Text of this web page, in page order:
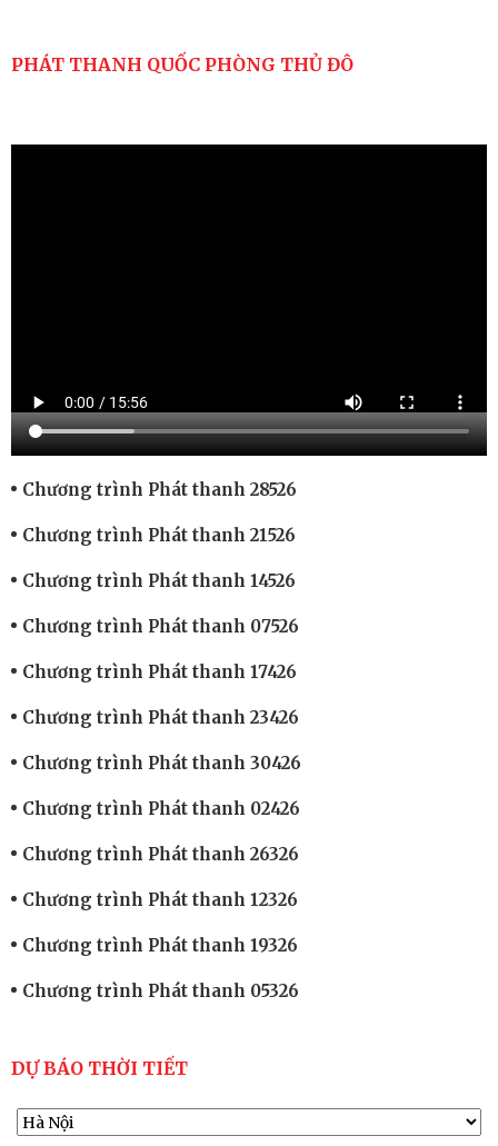
PHÁT THANH QUỐC PHÒNG THỦ ĐÔ
Chương trình Phát thanh 28526
Chương trình Phát thanh 21526
Chương trình Phát thanh 14526
Chương trình Phát thanh 07526
Chương trình Phát thanh 17426
Chương trình Phát thanh 23426
Chương trình Phát thanh 30426
Chương trình Phát thanh 02426
Chương trình Phát thanh 26326
Chương trình Phát thanh 12326
Chương trình Phát thanh 19326
Chương trình Phát thanh 05326
DỰ BÁO THỜI TIẾT